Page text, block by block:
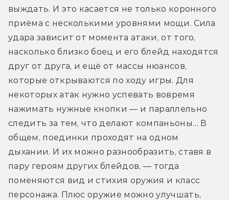
выждать. И это касается не только коронного
приёма с несколькими уровнями мощи. Сила
удара зависит от момента атаки, от того,
насколько близко боец и его блейд находятся
друг от друга, и ещё от массы нюансов,
которые открываются по ходу игры. Для
некоторых атак нужно успевать вовремя
нажимать нужные кнопки — и параллельно
следить за тем, что делают компаньоны… В
общем, поединки проходят на одном
дыхании. И их можно разнообразить, ставя в
пару героям других блейдов, — тогда
поменяются вид и стихия оружия и класс
персонажа. Плюс оружие можно улучшать,